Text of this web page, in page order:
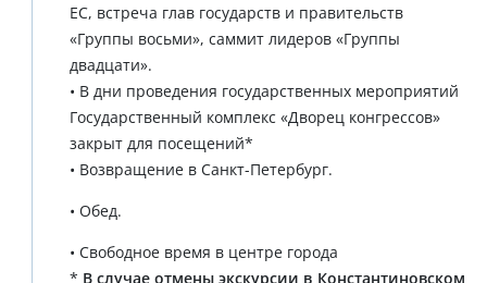
ЕС, встреча глав государств и правительств
«Группы восьми», саммит лидеров «Группы
двадцати».
• В дни проведения государственных мероприятий
Государственный комплекс «Дворец конгрессов»
закрыт для посещений*
• Возвращение в Санкт-Петербург.
• Обед.
• Свободное время в центре города
* В случае отмены экскурсии в Константиновском